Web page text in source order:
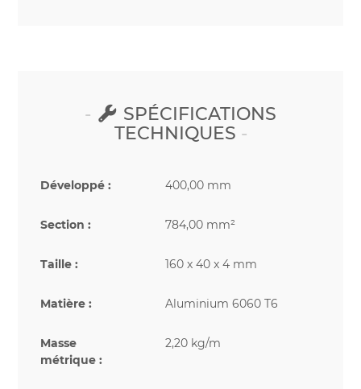
SPÉCIFICATIONS
TECHNIQUES
Développé : 400,00 mm
Section : 784,00 mm²
Taille : 160 x 40 x 4 mm
Matière : Aluminium 6060 T6
Masse
métrique :
2,20 kg/m